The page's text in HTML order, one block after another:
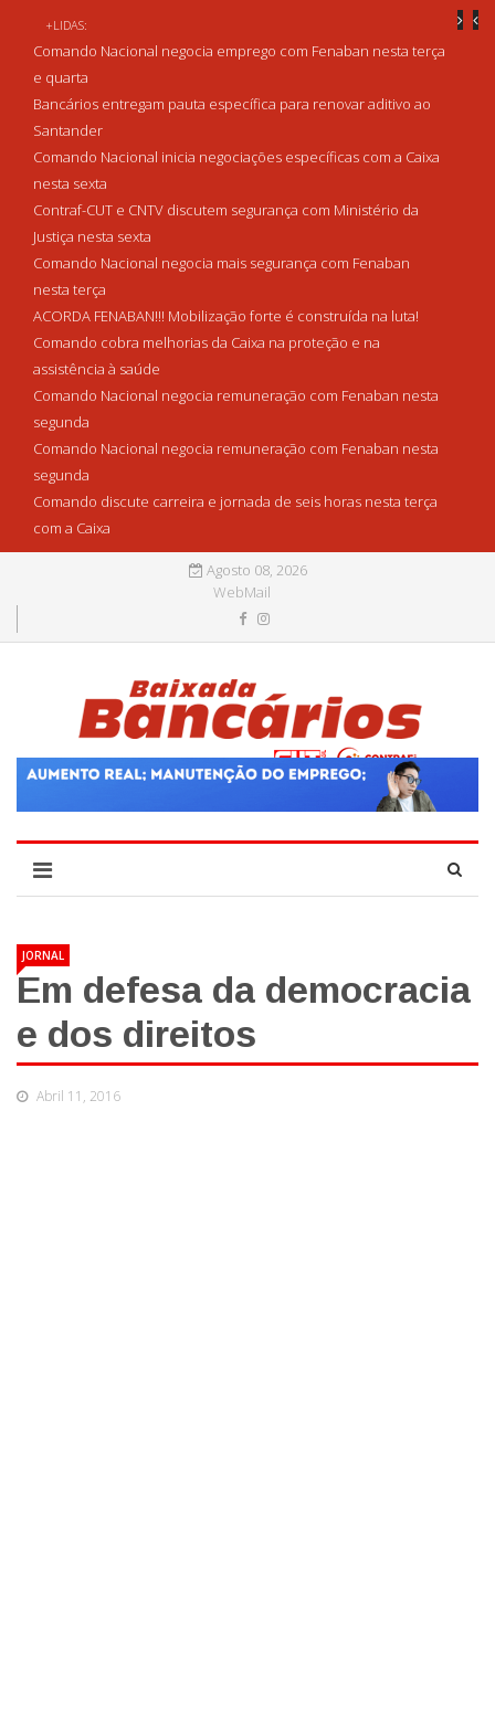
+LIDAS:
Comando Nacional negocia emprego com Fenaban nesta terça
e quarta
Bancários entregam pauta específica para renovar aditivo ao
Santander
Comando Nacional inicia negociações específicas com a Caixa
nesta sexta
Contraf-CUT e CNTV discutem segurança com Ministério da
Justiça nesta sexta
Comando Nacional negocia mais segurança com Fenaban
nesta terça
ACORDA FENABAN!!! Mobilização forte é construída na luta!
Comando cobra melhorias da Caixa na proteção e na
assistência à saúde
Comando Nacional negocia remuneração com Fenaban nesta
segunda
Comando Nacional negocia remuneração com Fenaban nesta
segunda
Comando discute carreira e jornada de seis horas nesta terça
com a Caixa
Agosto 08, 2026
WebMail
JORNAL
Em defesa da democracia
e dos direitos
Abril 11, 2016